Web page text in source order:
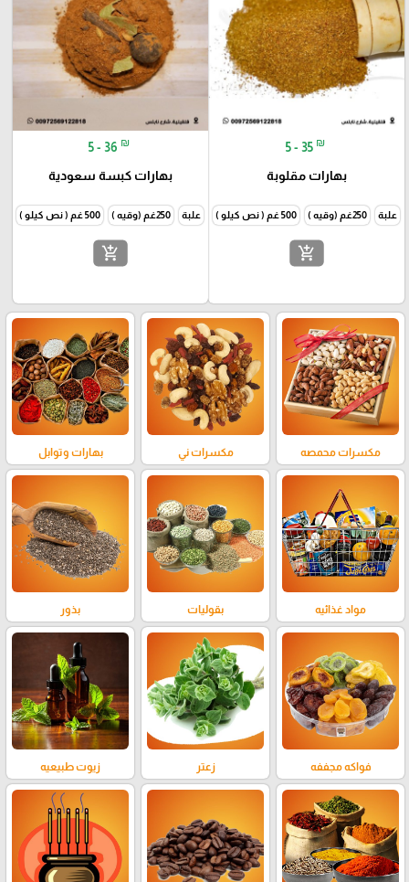
5 - 35 ₪
بهارات مقلوبة
علبة 250غم (وقيه ) 500 غم ( نص كيلو ) 1000غم (كيلو )
add_shopping_cart
5 - 36 ₪
بهارات كبسة سعودية
علبة 250غم (وقيه ) 500 غم ( نص كيلو )
add_shopping_cart
مكسرات محمصه مكسرات ني بهارات وتوابل
مواد غذائيه بقوليات بذور
فواكه مجففه زعتر زيوت طبيعيه